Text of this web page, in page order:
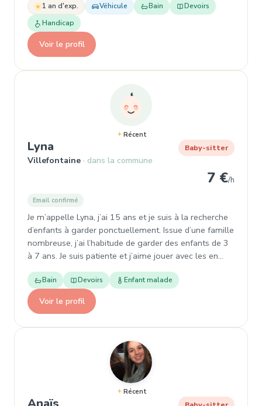
1 an d'exp. Véhicule Bain
Devoirs
Handicap
Voir le profil
Récent
Lyna , Baby-sitter à Villefontaine
Villefontaine dans la commune
Baby-sitter
7 €/h
Email confirmé
Je m’appelle Lyna, j’ai 15 ans et je suis à la recherche
d’enfants à garder ponctuellement. Issue d’une famille
nombreuse, j’ai l’habitude de garder des enfants de 3
à 7 ans. Je suis patiente et j’aime jouer avec les en…
Bain Devoirs Enfant malade
Voir le profil
Récent
, Baby-sitter à Villefontaine